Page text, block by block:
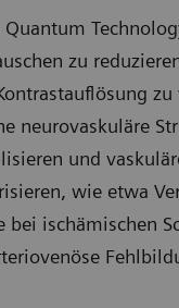
zu
zu
neurovaskuläre
und
wie etwa
bei ischämischen